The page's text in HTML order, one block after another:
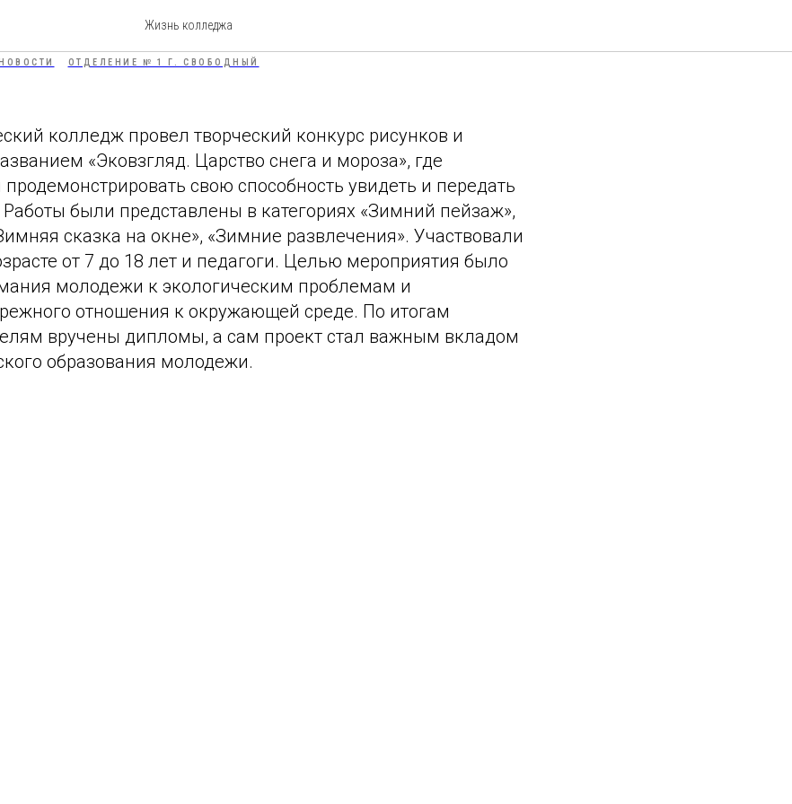
Жизнь колледжа
№1
ОТДЕЛЕНИЕ № 1 Г. СВОБОДНЫЙ
колледж провел творческий конкурс рисунков и
«Эковзгляд. Царство снега и мороза», где
свою способность увидеть и передать
были представлены в категориях «Зимний пейзаж»,
сказка на окне», «Зимние развлечения». Участвовали
от 7 до 18 лет и педагоги. Целью мероприятия было
молодежи к экологическим проблемам и
отношения к окружающей среде. По итогам
вручены дипломы, а сам проект стал важным вкладом
образования молодежи.